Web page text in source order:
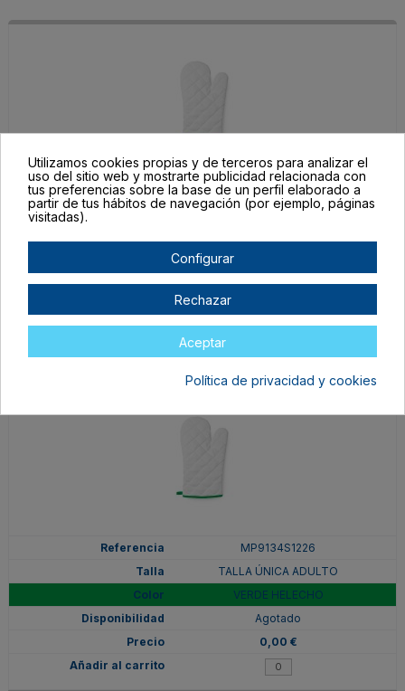
MP9134S105
TALLA ÚNICA ADULTO
ROYAL
0,00 €
MP9134S1226
TALLA ÚNICA ADULTO
VERDE HELECHO
Agotado
0,00 €
Utilizamos cookies propias y de terceros para analizar el
uso del sitio web y mostrarte publicidad relacionada con
tus preferencias sobre la base de un perfil elaborado a
partir de tus hábitos de navegación (por ejemplo, páginas
visitadas).
Configurar
Rechazar
Aceptar
Política de privacidad y cookies